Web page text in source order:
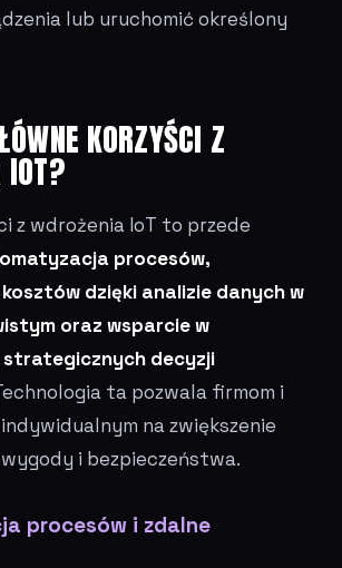
lub uruchomić określony
KORZYŚCI Z
IOT?
z wdrożenia IoT to przede
procesów,
dzięki analizie danych w
oraz wsparcie w
strategicznych decyzji
ta pozwala firmom i
na zwiększenie
i bezpieczeństwa.
procesów i zdalne